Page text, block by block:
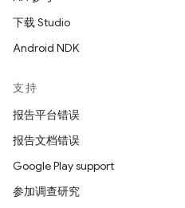
下载 Studio
Android NDK
支持
报告平台错误
报告文档错误
Google Play support
参加调查研究